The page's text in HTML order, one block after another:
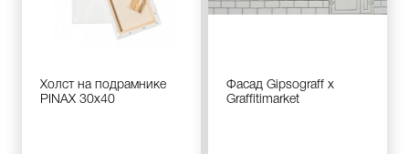
Холст на подрамнике
PINAX 30х40
Фасад Gipsograff x
Graffitimarket